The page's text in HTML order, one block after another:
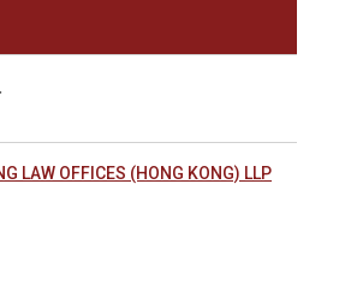
LAW OFFICES (HONG KONG) LLP